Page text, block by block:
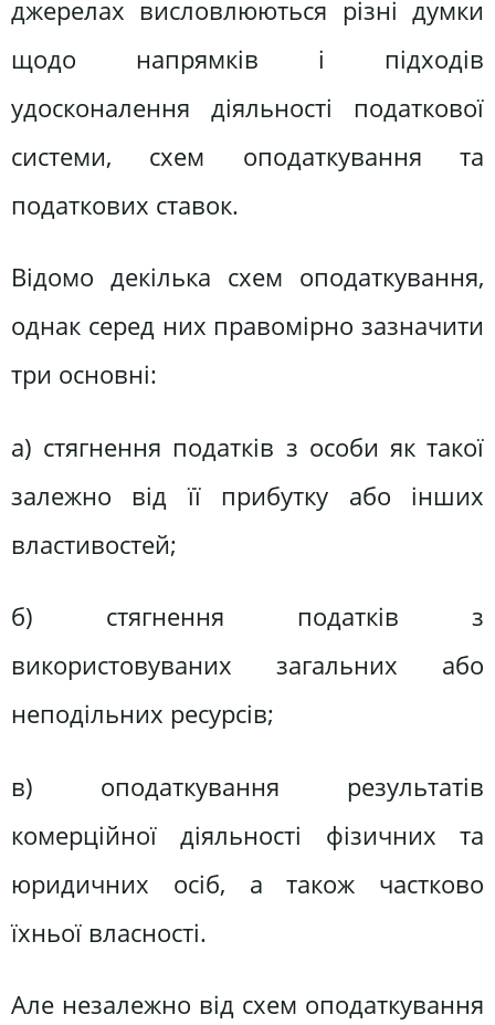
джерелах висловлюються різні думки
щодо напрямків і підходів
удосконалення діяльності податкової
системи, схем оподаткування та
податкових ставок.
Відомо декілька схем оподаткування,
однак серед них правомірно зазначити
три основні:
а) стягнення податків з особи як такої
залежно від її прибутку або інших
властивостей;
б) стягнення податків з
використовуваних загальних або
неподільних ресурсів;
в) оподаткування результатів
комерційної діяльності фізичних та
юридичних осіб, а також частково
їхньої власності.
Але незалежно від схем оподаткування